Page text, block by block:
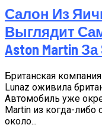
Салон Из
Выглядит
Aston Martin
Британская
Lunaz оживила
Автомобиль уже
Martin из когда-либо
около...